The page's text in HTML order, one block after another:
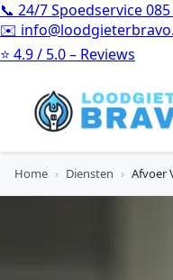
📞 24/7 Spoedservice
✉️
⭐ 4.9 / 5.0 – Reviews
Home › Diensten › Afvoer